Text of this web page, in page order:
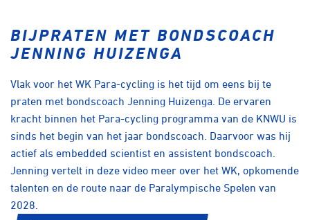
BIJPRATEN MET BONDSCOACH
JENNING HUIZENGA
Vlak voor het WK Para-cycling is het tijd om eens bij te
praten met bondscoach Jenning Huizenga. De ervaren
kracht binnen het Para-cycling programma van de KNWU is
sinds het begin van het jaar bondscoach. Daarvoor was hij
actief als embedded scientist en assistent bondscoach.
Jenning vertelt in deze video meer over het WK, opkomende
talenten en de route naar de Paralympische Spelen van
2028.